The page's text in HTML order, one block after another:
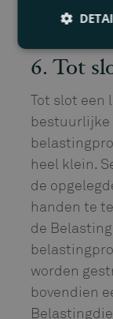
met
6. Tot
Tot slot een
bestuurlijke
heel klein.
de
handen te
de
worden
bovendien